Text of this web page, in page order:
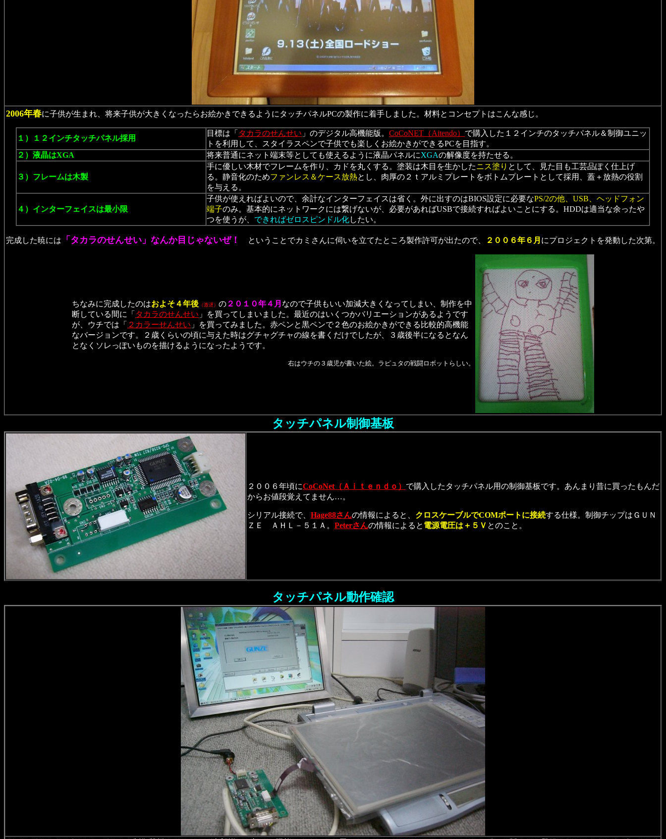
2006年春に子供が生まれ、将来子供が大きくなったらお絵かきできるようにタッチパネルPCの製作に着手しました。材料とコンセプトはこんな感じ。
１）１２インチタッチパネル採用
目標は「 タカラのせんせい 」のデジタル高機能版。 CoCoNET（Aitendo） で購入した１２インチのタッチパネル＆制御ユニッ
トを利用して、スタイラスペンで子供でも楽しくお絵かきができるPCを目指す。
２）液晶はXGA
将来普通にネット端末等としても使えるように液晶パネルにXGAの解像度を持たせる。
３）フレームは木製
手に優しい木材でフレームを作り、カドを丸くする。塗装は木目を生かしたニス塗り として、見た目も工芸品ぽく仕上げ
る。静音化のためファンレス＆ケース放熱とし、肉厚の２ｔアルミプレートをボトムプレートとして採用、蓋＋放熱の役割
を与える。
４）インターフェイスは最小限
子供が使えればよいので、余計なインターフェイスは省く。外に出すのはBIOS設定に必要なPS/2の他、USB、ヘッドフォン
端子のみ。基本的にネットワークには繋げないが、必要があればUSBで接続すればよいことにする。HDDは適当な余ったや
つを使うが、 できればゼロスピンドル化したい。
完成した暁には 「タカラのせんせい」なんか目じゃないぜ！ ということでカミさんに伺いを立てたところ製作許可が出たので、 ２００６年６月 にプロジェクトを発動した次第。
ちなみに完成したのはおよそ４年後 （激遅） の ２０１０年４月 なので子供もいい加減大きくなってしまい、制作を中
断している間に「 タカラのせんせい 」を買ってしまいました。最近のはいくつかバリエーションがあるようです
が、ウチでは「 ２カラーせんせい 」を買ってみました。赤ペンと黒ペンで２色のお絵かきができる比較的高機能
なバージョンです。２歳くらいの頃に与えた時はグチャグチャの線を書くだけでしたが、３歳後半になるとなん
となくソレっぽいものを描けるようになったようです。
右はウチの３歳児が書いた絵。ラピュタの戦闘ロボットらしい。
タッチパネル制御基板
２００６年頃にCoCoNet（Ａｉｔｅｎｄｏ） で購入したタッチパネル用の制御基板です。あんまり昔に買ったもんだ
からお値段覚えてません…。
シリアル接続で、 Hage88さんの情報によると、 クロスケーブルでCOMポートに接続する仕様。制御チップはＧＵＮ
ＺＥ ＡＨＬ－５１Ａ。 Peterさんの情報によると 電源電圧は＋５Ｖ とのこと。
タッチパネル動作確認